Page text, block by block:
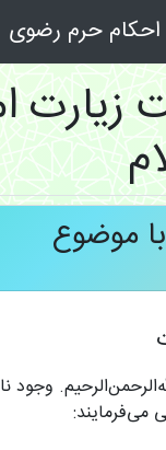
احکام حرم رضوی
زیارت
موضوع
می‌فرمایند: